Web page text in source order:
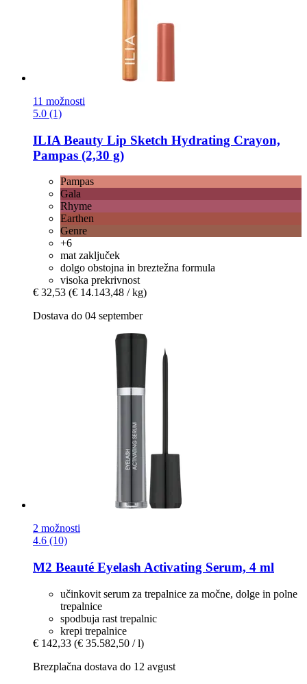
11 možnosti
5.0 (1)
ILIA Beauty Lip Sketch Hydrating Crayon,
Pampas (2,30 g)
Pampas
Gala
Rhyme
Earthen
Genre
+6
mat zaključek
dolgo obstojna in breztežna formula
visoka prekrivnost
€ 32,53 (€ 14.143,48 / kg)
Dostava do 04 september
2 možnosti
4.6 (10)
M2 Beauté Eyelash Activating Serum, 4 ml
učinkovit serum za trepalnice za močne, dolge in polne
trepalnice
spodbuja rast trepalnic
krepi trepalnice
€ 142,33 (€ 35.582,50 / l)
Brezplačna dostava do 12 avgust